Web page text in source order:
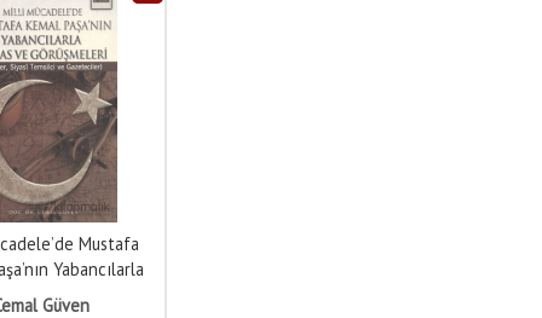
Mustafa
Yabancılarla
ve Görüşmeleri
Güven